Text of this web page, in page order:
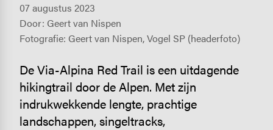
07 augustus 2023
Door: Geert van Nispen
Fotografie: Geert van Nispen, Vogel SP (headerfoto)
De Via-Alpina Red Trail is een uitdagende
hikingtrail door de Alpen. Met zijn
indrukwekkende lengte, prachtige
landschappen, singeltracks,